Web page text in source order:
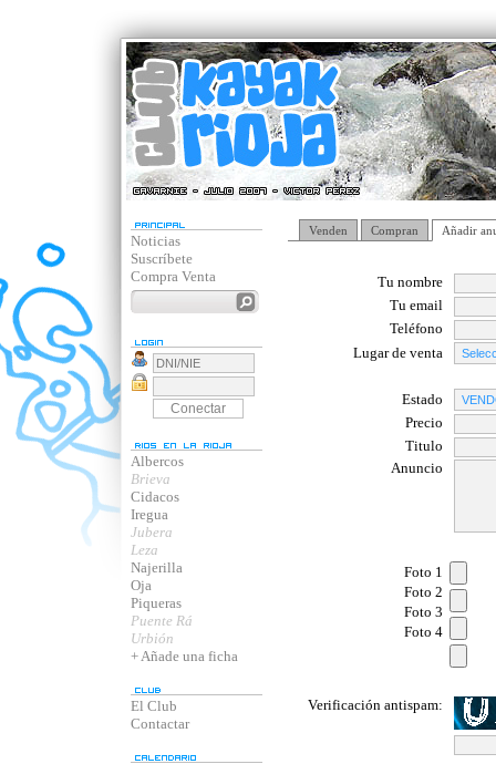
Noticias
Suscríbete
Compra Venta
Albercos
Brieva
Cidacos
Iregua
Jubera
Leza
Najerilla
Oja
Piqueras
Puente Rá
Urbión
+ Añade una ficha
El Club
Contactar
Venden Compran Añadir
Tu nombre
Tu email
Teléfono
Lugar de venta
Estado
Precio
Titulo
Anuncio
Foto 1
Foto 2
Foto 3
Foto 4
Verificación antispam: